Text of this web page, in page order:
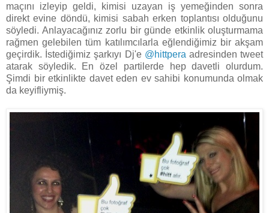
maçını izleyip geldi, kimisi uzayan iş yemeğinden sonra
direkt evine döndü, kimisi sabah erken toplantısı olduğunu
söyledi. Anlayacağınız zorlu bir günde etkinlik oluşturmama
rağmen gelebilen tüm katılımcılarla eğlendiğimiz bir akşam
geçirdik. İstediğimiz şarkıyı Dj'e @hittpera adresinden tweet
atarak söyledik. En özel partilerde hep davetli olurdum.
Şimdi bir etkinlikte davet eden ev sahibi konumunda olmak
da keyifliymiş.